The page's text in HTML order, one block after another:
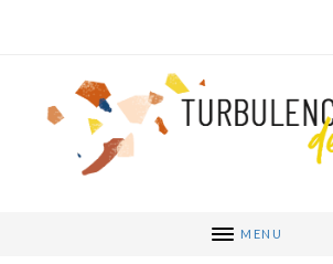
MENU